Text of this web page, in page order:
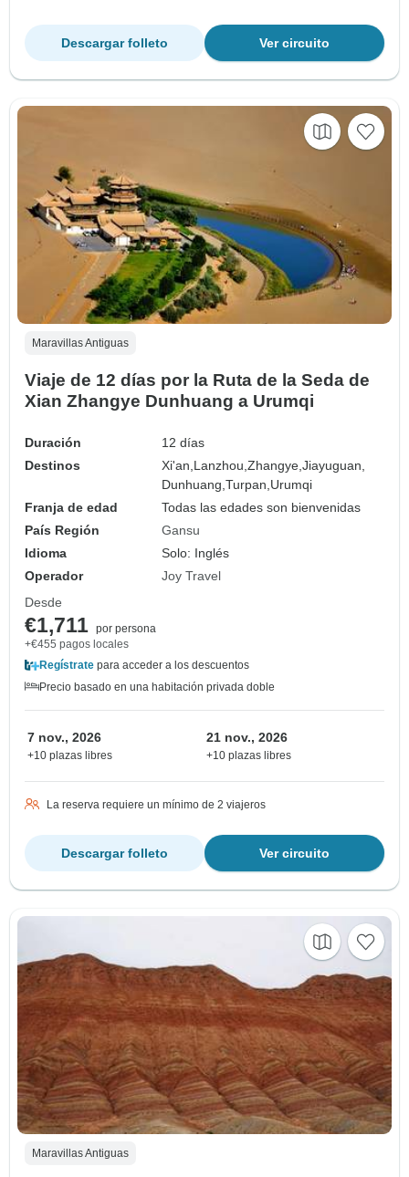
Ver circuito
Descargar folleto
Maravillas Antiguas
Viaje de 12 días por la Ruta de la Seda de
Xian Zhangye Dunhuang a Urumqi
Duración
12 días
Destinos
Xi'an, Lanzhou,Zhangye,Jiayuguan,
Dunhuang,Turpan, Urumqi
Franja de edad
Todas las edades son bienvenidas
País Región
Gansu
Idioma
Solo: Inglés
Operador
Joy Travel
Desde
€1,711 por persona
+€455 pagos locales
Regístrate para acceder a los descuentos
Precio basado en una habitación privada doble
7 nov., 2026
+10 plazas libres
21 nov., 2026
+10 plazas libres
La reserva requiere un mínimo de 2 viajeros
Ver circuito
Descargar folleto
Maravillas Antiguas